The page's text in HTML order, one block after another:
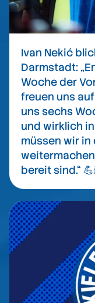
Ivan Nekić
Darmstadt:
Woche der
freuen uns
uns sechs
und wirklich
müssen wir in
bereit sind.“